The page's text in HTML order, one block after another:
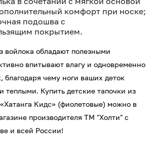
комфорт при носке;
подошва с
покрытием.
войлока обладают полезными
впитывают влагу и одновременно
благодаря чему ноги ваших деток
теплыми. Купить детские тапочки из
Кидс» (фиолетовые) можно в
производителя ТМ "Холти" с
и всей России!